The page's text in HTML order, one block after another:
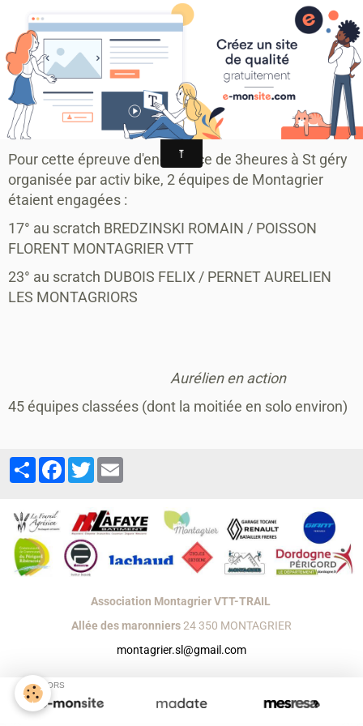
MONTAGRIER VTT-TRAIL
association montagrier sports loisirs
St Géry Endurance
3H Endurance St Géry
Pour cette épreuve d'endurance de 3heures à St géry
organisée par activ bike, 2 équipes de Montagrier
étaient engagées :
17° au scratch BREDZINSKI ROMAIN / POISSON
FLORENT MONTAGRIER VTT
23° au scratch DUBOIS FELIX / PERNET AURELIEN
LES MONTAGRIORS
Aurélien en action
45 équipes classées (dont la moitiée en solo environ)
PartagerFacebook
Twitter
Association Montagrier VTT-TRAIL
Allée des maronniers24 350 MONTAGRIER
montagrier.sl@gmail.com
SPONSORS